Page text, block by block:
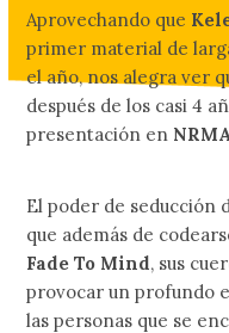
Aprovechando que
primer material de
el año, nos alegra ver
después de los casi 4
presentación en
El poder de seducción
que además de
Fade To Mind, sus
provocar un profundo
las personas que se